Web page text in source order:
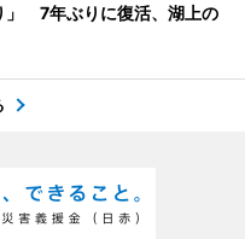
」 7年ぶりに復活、湖上の